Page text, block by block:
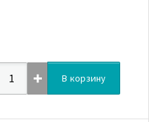
В корзину